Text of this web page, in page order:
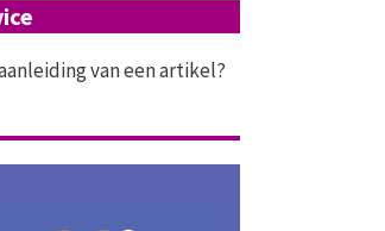
van een artikel?